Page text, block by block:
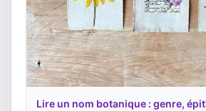
Lire un nom botanique : genre,